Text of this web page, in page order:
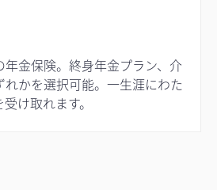
金保険。終身年金プラン、介
かを選択可能。一生涯にわた
け取れます。